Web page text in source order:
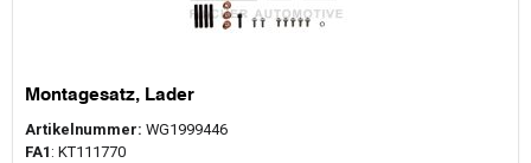
Montagesatz, Lader
Artikelnummer: WG1999446
FA1 : KT111770